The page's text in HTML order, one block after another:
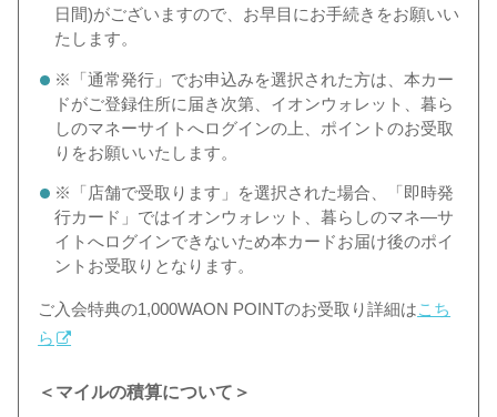
日間)がございますので、お早目にお手続きをお願いい
たします。
※「通常発行」でお申込みを選択された方は、本カー
ドがご登録住所に届き次第、イオンウォレット、暮ら
しのマネーサイトへログインの上、ポイントのお受取
りをお願いいたします。
※「店舗で受取ります」を選択された場合、「即時発
行カード」ではイオンウォレット、暮らしのマネ―サ
イトへログインできないため本カードお届け後のポイ
ントお受取りとなります。
ご入会特典の1,000WAON POINTのお受取り詳細はこち
ら
＜マイルの積算について＞